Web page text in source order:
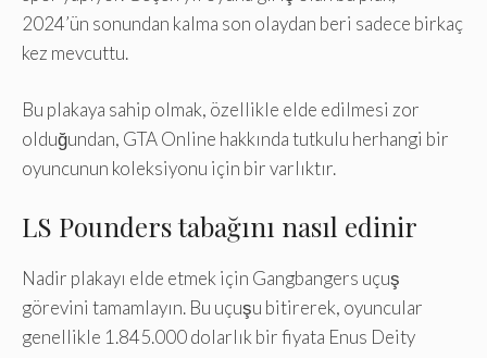
2024’ün sonundan kalma son olaydan beri sadece birkaç
kez mevcuttu.
Bu plakaya sahip olmak, özellikle elde edilmesi zor
olduğundan, GTA Online hakkında tutkulu herhangi bir
oyuncunun koleksiyonu için bir varlıktır.
LS Pounders tabağını nasıl edinir
Nadir plakayı elde etmek için Gangbangers uçuş
görevini tamamlayın. Bu uçuşu bitirerek, oyuncular
genellikle 1.845.000 dolarlık bir fiyata Enus Deity